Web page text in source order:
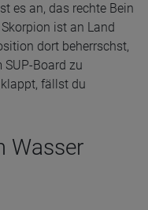
es an, das rechte Bein
ist an Land
dort beherrschst,
Board zu
fällst du
Wasser